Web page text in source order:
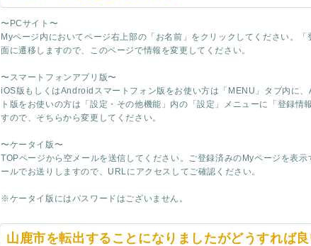
〜PCサイト〜
Myページ内においてページ右上部の「お名前」をクリックしてください。「
面に遷移しますので、このページで情報を変更してください。
〜スマートフォンアプリ版〜
iOS版もしくはAndroidスマートフォン版をお使い方は「MENU」タブ内に
ト版をお使いの方は「設定・その他機能」内の「設定」メニューに「登録情
すので、そちらから変更してください。
〜ケータイ版〜
TOPページから空メールを送信してください。ご登録済みのMyページを表示
ールでお送りしますので、URLにアクセスしてご確認ください。
※ケータイ版にはパスワードはございません。
山鹿市を転出することになりましたがどうすれば